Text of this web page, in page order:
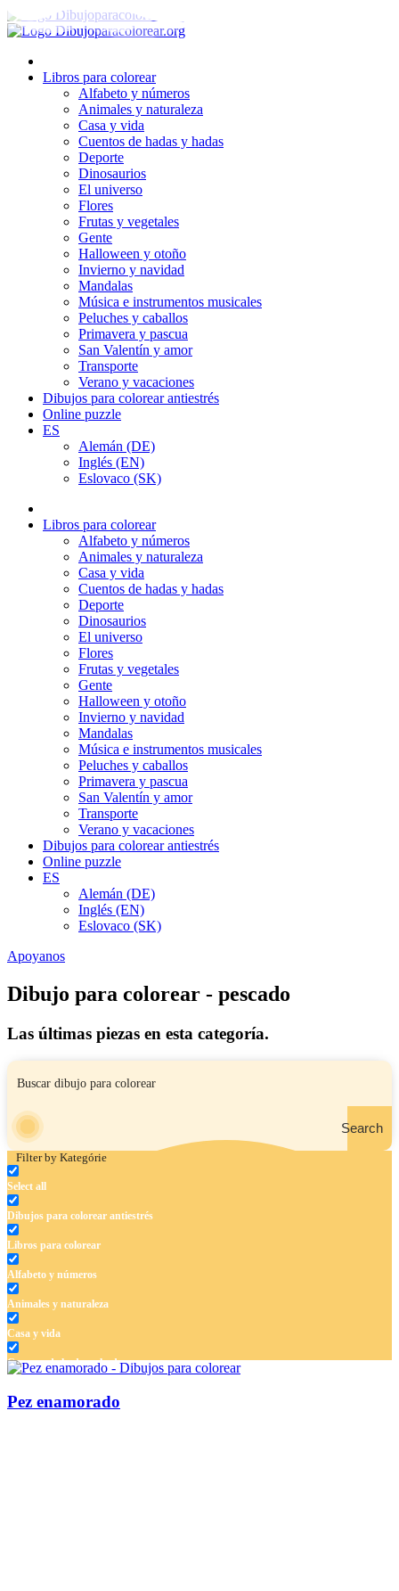
Ir
al
Libros para colorear
Alfabeto y números
Animales y naturaleza
Casa y vida
Cuentos de hadas y hadas
Deporte
Dinosaurios
El universo
Flores
Frutas y vegetales
Gente
Halloween y otoño
Invierno y navidad
Mandalas
Música e instrumentos musicales
Peluches y caballos
Primavera y pascua
San Valentín y amor
Transporte
Verano y vacaciones
Dibujos para colorear antiestrés
Online puzzle
ES
Alemán (DE)
Inglés (EN)
Eslovaco (SK)
Libros para colorear
Alfabeto y números
Animales y naturaleza
Casa y vida
Cuentos de hadas y hadas
Deporte
Dinosaurios
El universo
Flores
Frutas y vegetales
Gente
Halloween y otoño
Invierno y navidad
Mandalas
Música e instrumentos musicales
Peluches y caballos
Primavera y pascua
San Valentín y amor
Transporte
Verano y vacaciones
Dibujos para colorear antiestrés
Online puzzle
ES
Alemán (DE)
Inglés (EN)
Eslovaco (SK)
Apoyanos
Dibujo para colorear - pescado
Las últimas piezas en esta categoría.
Search
Filter by Kategórie
Select all
Dibujos para colorear antiestrés
Libros para colorear
Alfabeto y números
Animales y naturaleza
Casa y vida
Cuentos de hadas y hadas
Pez enamorado